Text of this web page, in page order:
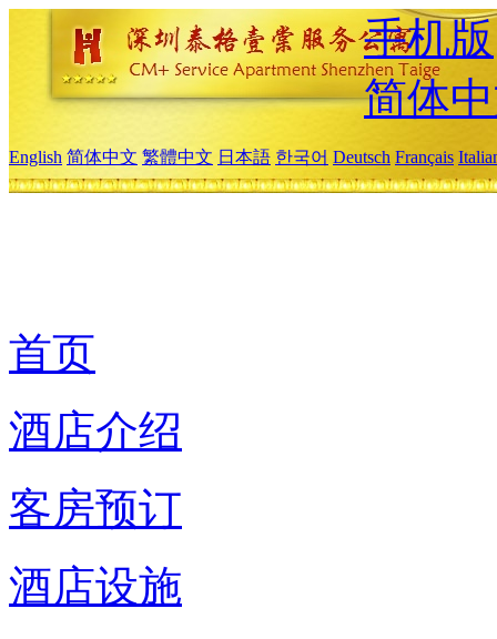
手机版
简体
English 简体中文 繁體中文 日本語 한국어 Deutsch Français
首页
酒店介绍
客房预订
酒店设施